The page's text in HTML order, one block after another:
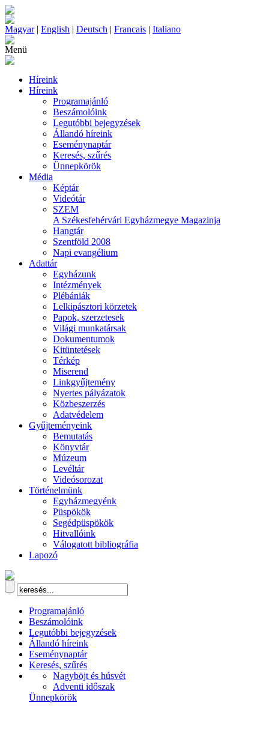
Magyar| English | Deutsch | Francais | Italiano
Menü
Híreink
Híreink
Programajánló
Beszámolóink
Legutóbbi bejegyzések
Állandó híreink
Eseménynaptár
Keresés, szűrés
Ünnepkörök
Média
Képtár
Videótár
SZEM
A Székesfehérvári Egyházmegye Magazinja
Hangtár
Szentföld 2008
Napi evangélium
Adattár
Egyházunk
Intézmények
Plébániák
Lelkipásztori körzetek
Papok, szerzetesek
Világi munkatársak
Dokumentumok
Kitüntetések
Térkép
Miserend
Linkgyűjtemény
Nyertes pályázatok
Közbeszerzés
Adatvédelem
Gyűjteményeink
Bemutatás
Könyvtár
Múzeum
Levéltár
Videósorozat
Történelmünk
Egyházmegyénk
Püspökök
Segédpüspökök
Hitvallóink
Válogatott bibliográfia
Lapozó
Programajánló
Beszámolóink
Legutóbbi bejegyzések
Állandó híreink
Eseménynaptár
Keresés, szűrés
Nagyböjt és húsvét
Adventi időszak
Ünnepkörök